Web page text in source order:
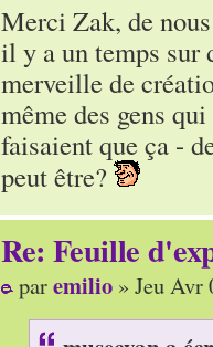
Merci Zak, de
il y a un temps sur
merveille de
même des gens
faisaient que ça -
peut être?
Re: Feuille
paremilio » Jeu Avr